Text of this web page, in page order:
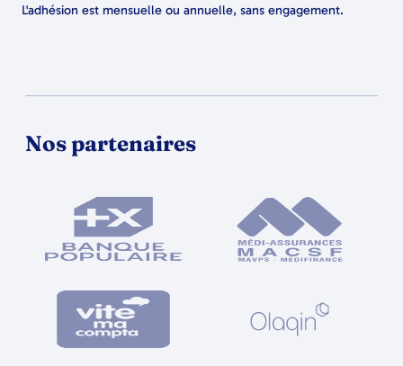
L'adhésion est mensuelle ou annuelle, sans engagement.
Nos partenaires